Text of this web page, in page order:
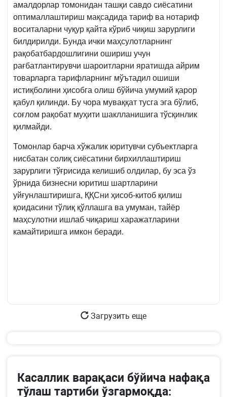
амалдорлар томонидан ташқи савдо сиёсатини
оптималлаштириш мақсадида тариф ва нотариф
воситаларни чуқур қайта кўриб чиқиш зарурлиги
билдирилди. Бунда ички маҳсулотларнинг
рақобатбардошлигини ошириш учун
рағбатлантирувчи шароитларни яратишда айрим
товарларга тарифларнинг мўътадил ошиши
истиқболини ҳисобга олиш бўйича умумий қарор
қабул қилинди. Бу чора муваққат тусга эга бўлиб,
соғлом рақобат муҳити шаклланишига тўсқинлик
қилмайди.
Томонлар барча хўжалик юритувчи субъектларга
нисбатан солиқ сиёсатини бирхиллаштириш
зарурлиги тўғрисида келишиб олдилар, бу эса ўз
ўрнида бизнесни юритиш шартларини
уйғунлаштиришга, ҚҚСни ҳисоб-китоб қилиш
қоидасини тўлиқ қўллашга ва умуман, тайёр
маҳсулотни ишлаб чиқариш харажатларини
камайтиришга имкон беради.
Загрузить еще
Касаллик варақаси бўйича нафақа
тўлаш тартиби ўзгармоқда: